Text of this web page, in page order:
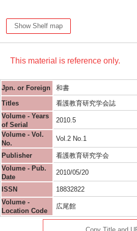
Show Shelf map
This material is reference only.
Jpn. or Foreign
和書
Titles
看護教育研究学会誌
Volume - Years
of Serial
2010.5
Volume - Vol.
No.
Vol.2 No.1
Publisher
看護教育研究学会
Volume - Pub.
Date
2010/05/20
ISSN
18832822
Volume -
Location Code
広尾館